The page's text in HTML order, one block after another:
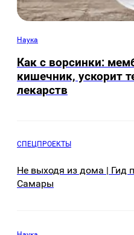
Наука
Как с ворсинки:
кишечник, ускорит
лекарств
СПЕЦПРОЕКТЫ
Не выходя из дома | Гид
Самары